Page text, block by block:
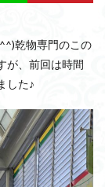
乾物専門のこの
が、前回は時間
した♪